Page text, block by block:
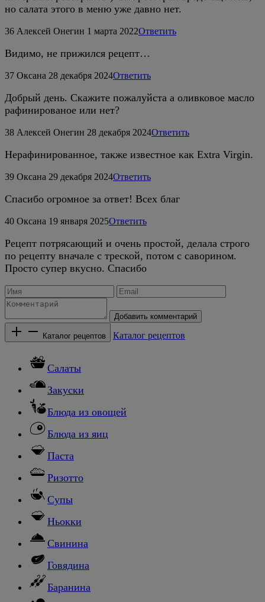
но салата этого в меню уже давно нет.
36 Алексей Онегин 1 марта 2022Ответить
Видимо, не прижился рецепт…
37 Оксана 28 декабря 2024Ответить
Добрый день. Скажите пожалуйста а оливковое масло
рафинированое или нет?
38 Алексей Онегин 28 декабря 2024Ответить
Нерафинированное, также известное как Extra Virgin.
39 Оксана 29 декабря 2024Ответить
Спасибо огромное за ответ! Всех благ
40 Оксана 19 января 2025Ответить
Рецепт потрясающий и очень простой, делала строго
по рецепту вначале с треской, потом с саворином.
Просто супер вкусно. Спасибо
Добавить комментарий
Каталог рецептов Каталог рецептов
Салаты
Закуски
Блюда из овощей
Блюда из яиц
Паста
Ризотто
Супы
Ньокки
Свинина
Говядина
Баранина